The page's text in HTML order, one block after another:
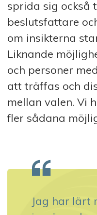
sprida sig också
beslutsfattare
om insikterna
Liknande
och personer
att träffas och
mellan valen. Vi
fler sådana
Jag har lärt